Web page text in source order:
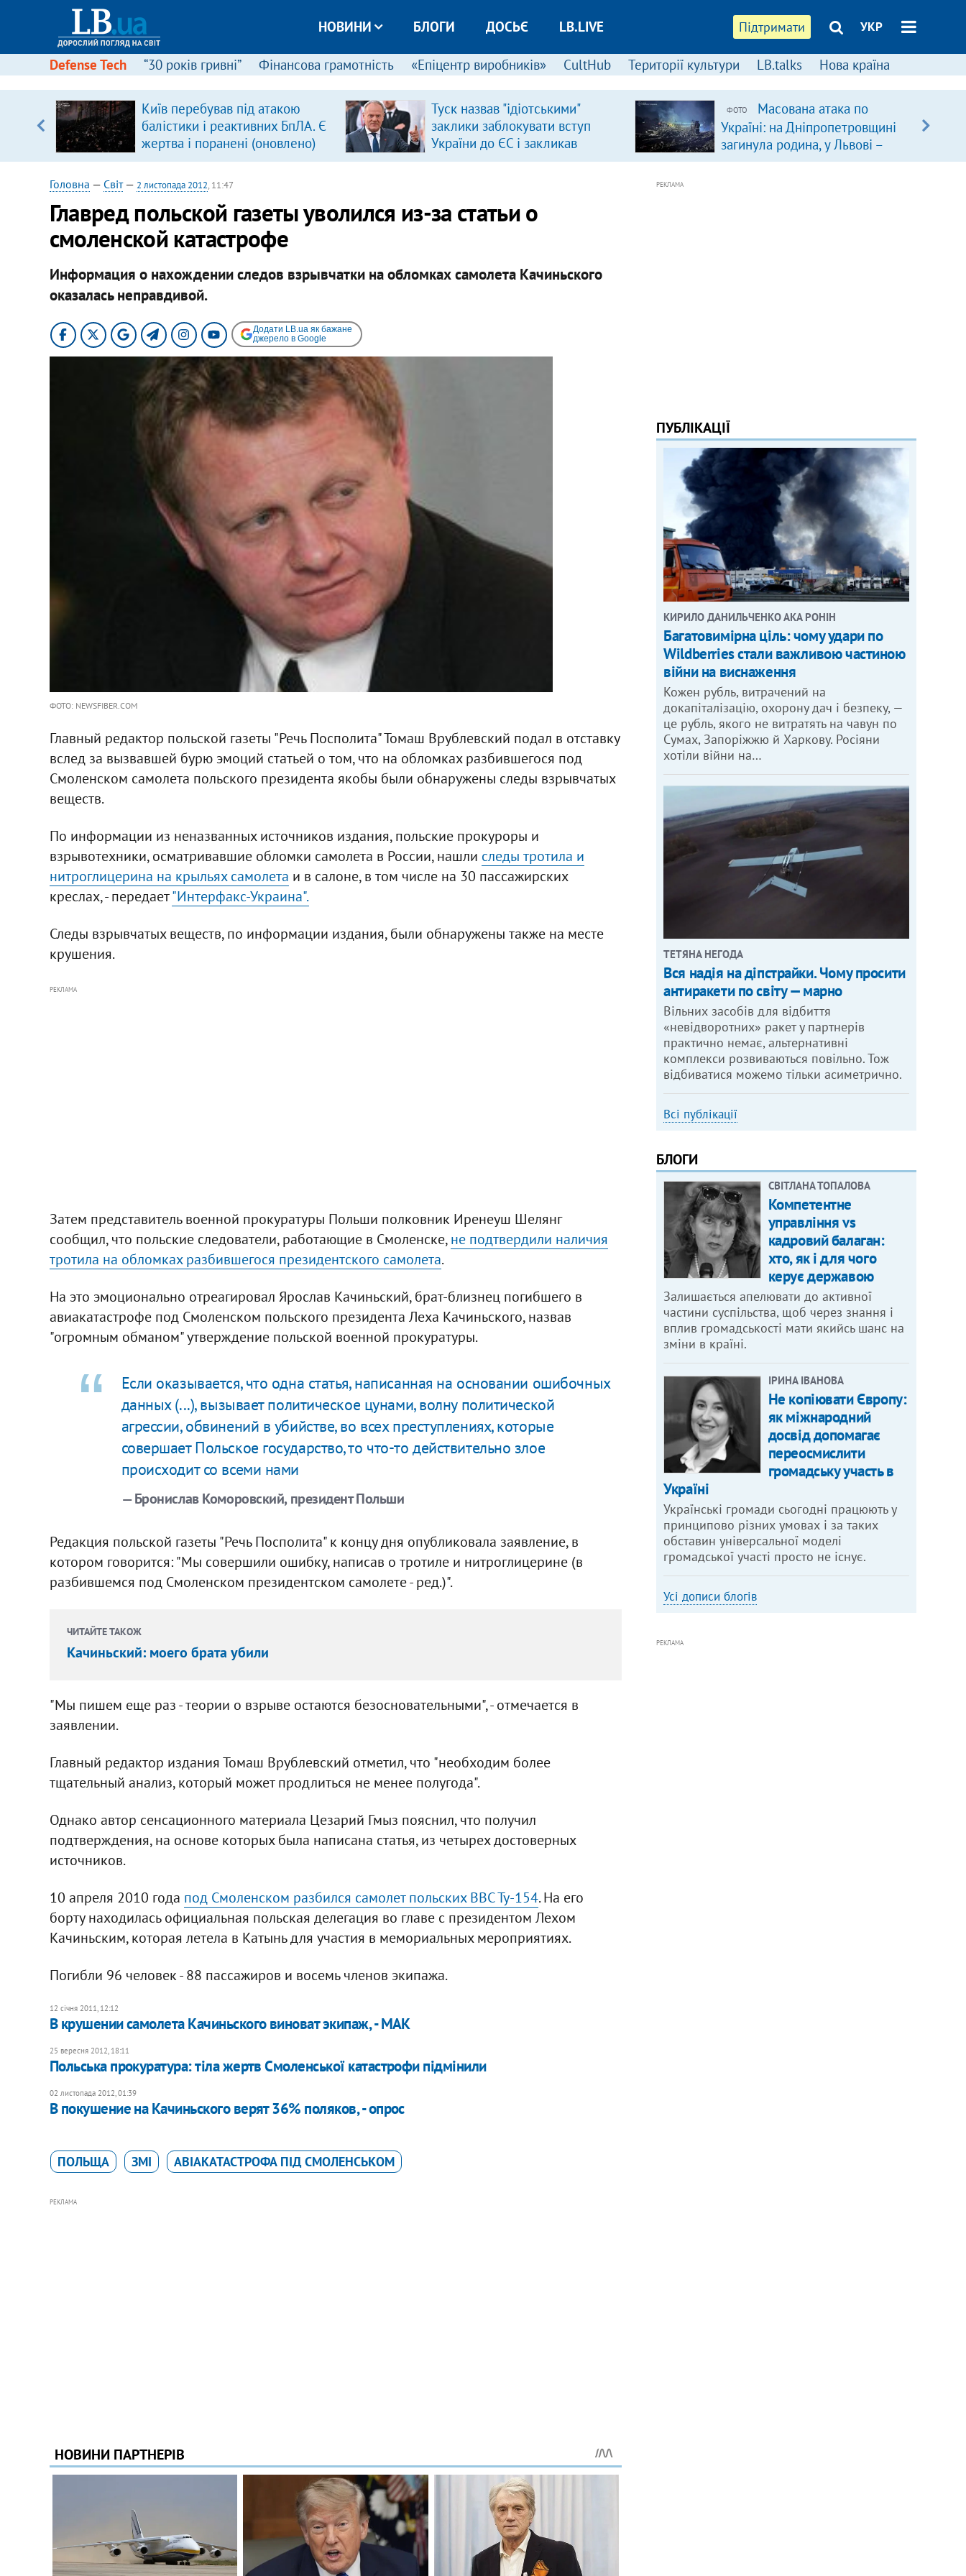
Підтримати УКР
НОВИНИ БЛОГИ ДОСЬЄ LB.LIVE
Defense Tech “30 років гривні” Фінансова грамотність «Епіцентр виробників» CultHub Території культури LB.talks Нова країна
Київ перебував під атакою
балістики і реактивних БпЛА. Є
жертва і поранені (оновлено)
Туск назвав "ідіотськими"
заклики заблокувати вступ
України до ЄС і закликав
припинити антиукраїнську
ФОТО
Масована атака по
Україні: на Дніпропетровщині
загинула родина, у Львові –
удар по багатоповерхівках
Головна — Світ— 2 листопада 2012, 11:47
Главред польской газеты уволился из-за статьи о
смоленской катастрофе
Информация о нахождении следов взрывчатки на обломках самолета Качиньского
оказалась неправдивой.
Додати LB.ua як бажане
джерело в Google
ФОТО: NEWSFIBER.COM
Главный редактор польской газеты "Речь Посполита" Томаш Врублевский подал в отставку
вслед за вызвавшей бурю эмоций статьей о том, что на обломках разбившегося под
Смоленском самолета польского президента якобы были обнаружены следы взрывчатых
веществ.
По информации из неназванных источников издания, польские прокуроры и
взрывотехники, осматривавшие обломки самолета в России, нашли следы тротила и
нитроглицерина на крыльях самолета и в салоне, в том числе на 30 пассажирских
креслах, - передает"Интерфакс-Украина".
Следы взрывчатых веществ, по информации издания, были обнаружены также на месте
крушения.
РЕКЛАМА
Затем представитель военной прокуратуры Польши полковник Иренеуш Шелянг
сообщил, что польские следователи, работающие в Смоленске,не подтвердили наличия
тротила на обломках разбившегося президентского самолета.
На это эмоционально отреагировал Ярослав Качиньский, брат-близнец погибшего в
авиакатастрофе под Смоленском польского президента Леха Качиньского, назвав
"огромным обманом" утверждение польской военной прокуратуры.
Если оказывается, что одна статья, написанная на основании ошибочных
данных (...), вызывает политическое цунами, волну политической
агрессии, обвинений в убийстве, во всех преступлениях, которые
совершает Польское государство, то что-то действительно злое
происходит со всеми нами
— Бронислав Коморовский, президент Польши
Редакция польской газеты "Речь Посполита" к концу дня опубликовала заявление, в
котором говорится: "Мы совершили ошибку, написав о тротиле и нитроглицерине (в
разбившемся под Смоленском президентском самолете - ред.)".
ЧИТАЙТЕ ТАКОЖ
Качиньский: моего брата убили
"Мы пишем еще раз - теории о взрыве остаются безосновательными", - отмечается в
заявлении.
Главный редактор издания Томаш Врублевский отметил, что "необходим более
тщательный анализ, который может продлиться не менее полугода".
Однако автор сенсационного материала Цезарий Гмыз пояснил, что получил
подтверждения, на основе которых была написана статья, из четырех достоверных
источников.
10 апреля 2010 года под Смоленском разбился самолет польских ВВС Ту-154. На его
борту находилась официальная польская делегация во главе с президентом Лехом
Качиньским, которая летела в Катынь для участия в мемориальных мероприятиях.
Погибли 96 человек - 88 пассажиров и восемь членов экипажа.
12 січня 2011, 12:12
В крушении самолета Качиньского виноват экипаж, - МАК
25 вересня 2012, 18:11
Польська прокуратура: тіла жертв Смоленської катастрофи підмінили
02 листопада 2012, 01:39
В покушение на Качиньского верят 36% поляков, - опрос
ПОЛЬЩА ЗМІ АВІАКАТАСТРОФА ПІД СМОЛЕНСЬКОМ
РЕКЛАМА
РЕКЛАМА
ПУБЛІКАЦІЇ
КИРИЛО ДАНИЛЬЧЕНКО АКА РОНІН
Багатовимірна ціль: чому удари по
Wildberries стали важливою частиною
війни на виснаження
Кожен рубль, витрачений на
докапіталізацію, охорону дач і безпеку, —
це рубль, якого не витратять на чавун по
Сумах, Запоріжжю й Харкову. Росіяни
хотіли війни на…
ТЕТЯНА НЕГОДА
Вся надія на діпстрайки. Чому просити
антиракети по світу — марно
Вільних засобів для відбиття
«невідворотних» ракет у партнерів
практично немає, альтернативні
комплекси розвиваються повільно. Тож
відбиватися можемо тільки асиметрично.
Всі публікації
БЛОГИ
СВІТЛАНА ТОПАЛОВА
Компетентне
управління vs
кадровий балаган:
хто, як і для чого
керує державою
Залишається апелювати до активної
частини суспільства, щоб через знання і
вплив громадськості мати якийсь шанс на
зміни в країні.
ІРИНА ІВАНОВА
Не копіювати Європу:
як міжнародний
досвід допомагає
переосмислити
громадську участь в
Україні
Українські громади сьогодні працюють у
принципово різних умовах і за таких
обставин універсальної моделі
громадської участі просто не існує.
Усі дописи блогів
РЕКЛАМА